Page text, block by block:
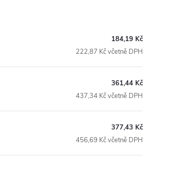
184,19 Kč
222,87 Kč včetně DPH
361,44 Kč
437,34 Kč včetně DPH
377,43 Kč
456,69 Kč včetně DPH